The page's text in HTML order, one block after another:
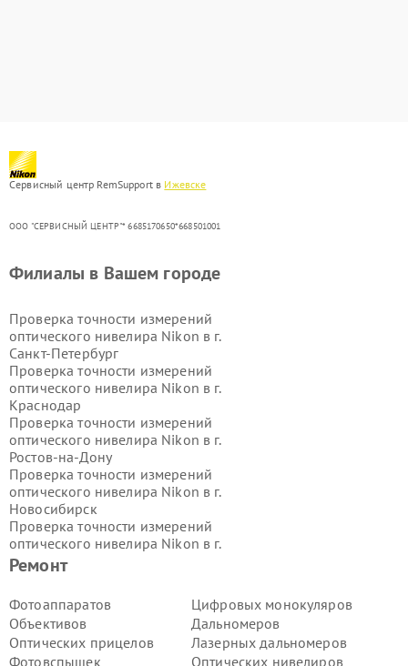
Сервисный центр RemSupport в Ижевске
ООО "СЕРВИСНЫЙ ЦЕНТР"* 6685170650*668501001
Ремонт
Фотоаппаратов
Объективов
Оптических прицелов
Фотовспышек
Цифровых монокуляров
Дальномеров
Лазерных дальномеров
Оптических нивелиров
Филиалы в Вашем городе
Проверка точности измерений
оптического нивелира Nikon в г.
Санкт-Петербург
Проверка точности измерений
оптического нивелира Nikon в г.
Краснодар
Проверка точности измерений
оптического нивелира Nikon в г.
Ростов-на-Дону
Проверка точности измерений
оптического нивелира Nikon в г.
Новосибирск
Проверка точности измерений
оптического нивелира Nikon в г.
Екатеринбург
оптического нивелира Nikon в г.
Казань
Проверка точности измерений
оптического нивелира Nikon в г.